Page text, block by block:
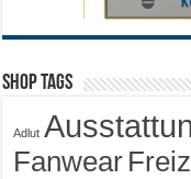
Shop Tags
Adlut
Fanwear